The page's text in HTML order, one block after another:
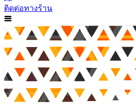
ติดต่อทางร้าน